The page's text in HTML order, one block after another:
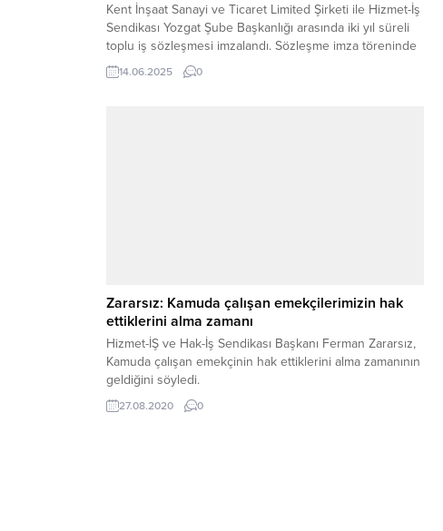
Kent İnşaat Sanayi ve Ticaret Limited Şirketi ile Hizmet-İş
Sendikası Yozgat Şube Başkanlığı arasında iki yıl süreli
toplu iş sözleşmesi imzalandı. Sözleşme imza töreninde
konuşan Hizmet-İş Sendikası Yozgat Şube Başkanı
Ferman Zararsız, işçilerin haklarının korunması ve
14.06.2025 0
Zararsız: Kamuda çalışan emekçilerimizin hak
ettiklerini alma zamanı
Hizmet-İŞ ve Hak-İş Sendikası Başkanı Ferman Zararsız,
Kamuda çalışan emekçinin hak ettiklerini alma zamanının
geldiğini söyledi.
27.08.2020 0